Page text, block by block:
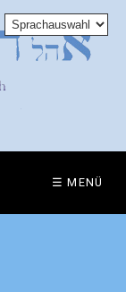
☰ MENÜ